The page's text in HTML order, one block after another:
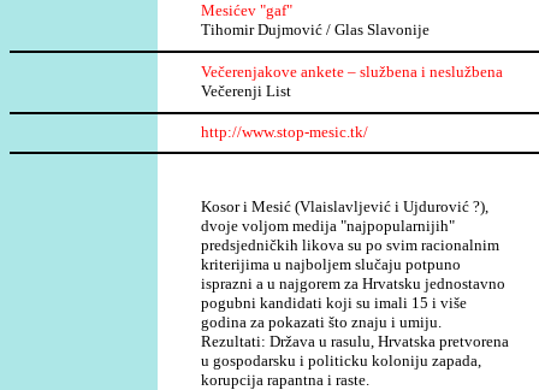
Mesićev "gaf"
Tihomir Dujmović / Glas Slavonije
Večerenjakove ankete – službena i neslužbena
Večerenji List
http://www.stop-mesic.tk/
Kosor i Mesić (Vlaislavljević i Ujdurović ?),
dvoje voljom medija "najpopularnijih"
predsjedničkih likova su po svim racionalnim
kriterijima u najboljem slučaju potpuno
isprazni a u najgorem za Hrvatsku jednostavno
pogubni kandidati koji su imali 15 i više
godina za pokazati što znaju i umiju.
Rezultati: Država u rasulu, Hrvatska pretvorena
u gospodarsku i politicku koloniju zapada,
korupcija rapantna i raste.